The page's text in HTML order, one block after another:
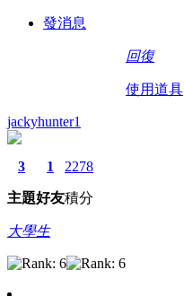
發消息
回復
使用道具
jackyhunter1
3
主題
1
好友
2278
積分
大學生